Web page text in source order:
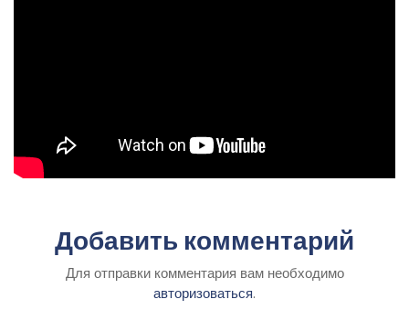
Добавить комментарий
Для отправки комментария вам необходимо
авторизоваться.